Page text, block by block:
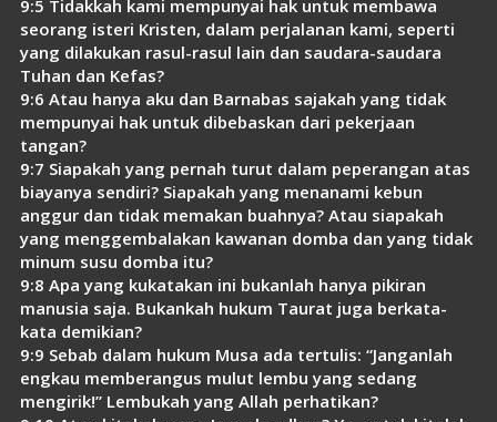
9:5 Tidakkah kami mempunyai hak untuk membawa
seorang isteri Kristen, dalam perjalanan kami, seperti
yang dilakukan rasul-rasul lain dan saudara-saudara
Tuhan dan Kefas?
9:6 Atau hanya aku dan Barnabas sajakah yang tidak
mempunyai hak untuk dibebaskan dari pekerjaan
tangan?
9:7 Siapakah yang pernah turut dalam peperangan atas
biayanya sendiri? Siapakah yang menanami kebun
anggur dan tidak memakan buahnya? Atau siapakah
yang menggembalakan kawanan domba dan yang tidak
minum susu domba itu?
9:8 Apa yang kukatakan ini bukanlah hanya pikiran
manusia saja. Bukankah hukum Taurat juga berkata-
kata demikian?
9:9 Sebab dalam hukum Musa ada tertulis: “Janganlah
engkau memberangus mulut lembu yang sedang
mengirik!” Lembukah yang Allah perhatikan?